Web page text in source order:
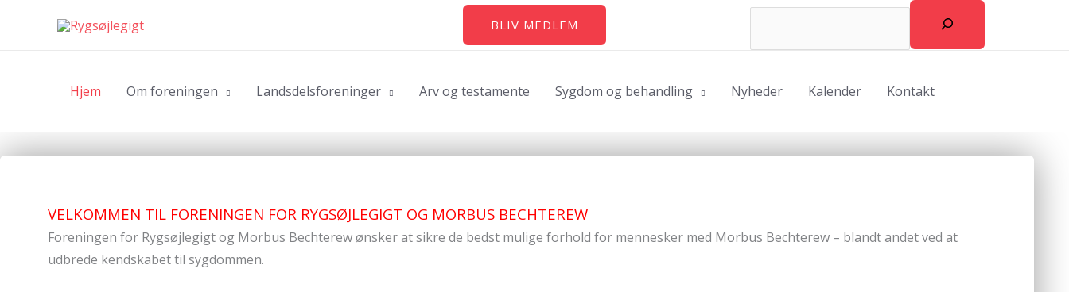
BLIV MEDLEM
Søg
Hjem Om foreningen Landsdelsforeninger Arv og testamente Sygdom og behandling Nyheder Kalender Kontakt
VELKOMMEN TIL FORENINGEN FOR RYGSØJLEGIGT OG MORBUS BECHTEREW
Foreningen for Rygsøjlegigt og Morbus Bechterew ønsker at sikre de bedst mulige forhold for mennesker med Morbus Bechterew – blandt andet ved at
udbrede kendskabet til sygdommen.